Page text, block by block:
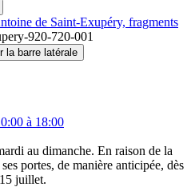
de Saint-Exupéry, fragments
920-720-001
la barre latérale
à 18:00
au dimanche. En raison de la
portes, de manière anticipée, dès
juillet.